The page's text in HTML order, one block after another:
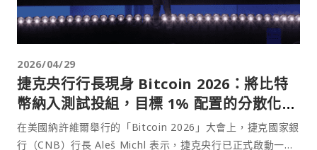
2026/04/29
捷克央行行長現身 Bitcoin 2026：將比特
幣納入測試投組，目標 1% 配置的分散化價
值
在美國納許維爾舉行的「Bitcoin 2026」大會上，捷克國家銀
行（CNB）行長 Aleš Michl 表示，捷克央行已正式啟動一項